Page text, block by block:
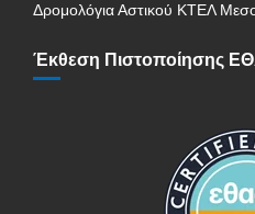
Δρομολόγια Αστικού ΚΤΕΛ
Έκθεση Πιστοποίησης